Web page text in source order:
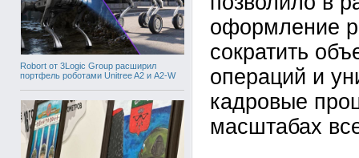
Robort от 3Logic Group расширил
портфель роботами Unitree A2 и A2-W
оформление
сократить
операций и
кадровые
масштабах